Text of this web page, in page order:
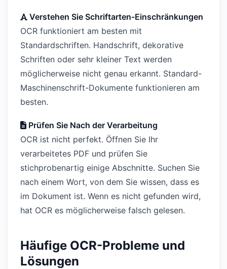
Verstehen Sie Schriftarten-Einschränkungen
OCR funktioniert am besten mit
Standardschriften. Handschrift, dekorative
Schriften oder sehr kleiner Text werden
möglicherweise nicht genau erkannt. Standard-
Maschinenschrift-Dokumente funktionieren am
besten.
Prüfen Sie Nach der Verarbeitung
OCR ist nicht perfekt. Öffnen Sie Ihr
verarbeitetes PDF und prüfen Sie
stichprobenartig einige Abschnitte. Suchen Sie
nach einem Wort, von dem Sie wissen, dass es
im Dokument ist. Wenn es nicht gefunden wird,
hat OCR es möglicherweise falsch gelesen.
Häufige OCR-Probleme und
Lösungen